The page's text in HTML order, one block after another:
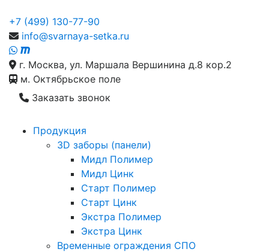
+7 (499) 130-77-90
info@svarnaya-setka.ru
г. Москва, ул. Маршала Вершинина д.8 кор.2
м. Октябрьское поле
Заказать звонок
Продукция
3D заборы (панели)
Мидл Полимер
Мидл Цинк
Старт Полимер
Старт Цинк
Экстра Полимер
Экстра Цинк
Временные ограждения СПО